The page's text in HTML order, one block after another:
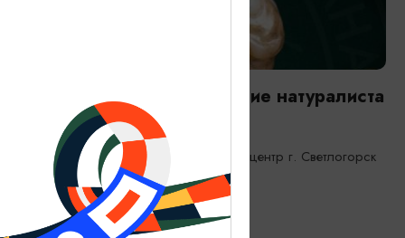
Янтарная каюта. Путешествие натуралиста
25.12.2025 - 31.12.2026
Светлогорск, Морской выставочный центр г. Светлогорск